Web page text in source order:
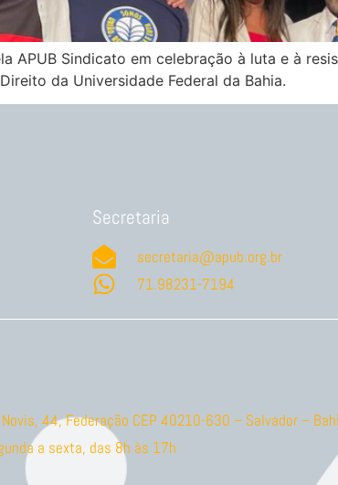
APUB Sindicato em celebração à luta e à
da Universidade Federal da Bahia.
Secretaria
secretaria@apub.org.br
71.98231-7194
44, Federação CEP 40210-630 – Salvador –
a sexta, das 8h às 17h